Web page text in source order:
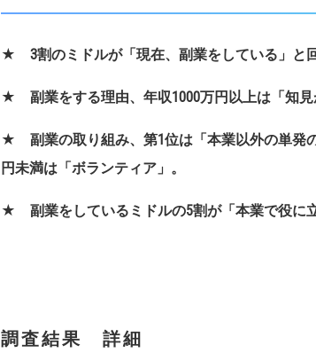
★ 3割のミドルが「現在、副業をしている」と回
★ 副業をする理由、年収1000万円以上は「知見
★ 副業の取り組み、第1位は「本業以外の単発
円未満は「ボランティア」。
★ 副業をしているミドルの5割が「本業で役に
調査結果 詳細